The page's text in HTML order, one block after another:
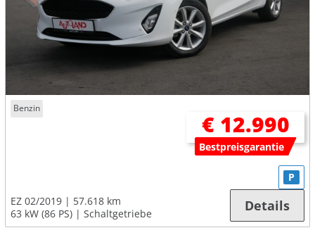
Benzin
€ 12.990
Bestpreisgarantie
EZ 02/2019
57.618 km
63 kW (86 PS)
Schaltgetriebe
P
Details